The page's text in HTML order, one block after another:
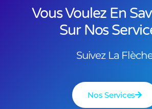
Vous Voulez En
Sur Nos
Suivez La
Nos Services